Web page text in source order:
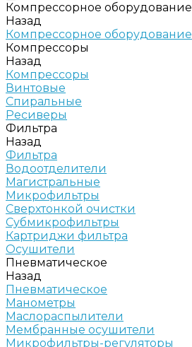
Компрессорное оборудование
Назад
Компрессорное оборудование
Компрессоры
Назад
Компрессоры
Винтовые
Спиральные
Ресиверы
Фильтра
Назад
Фильтра
Водоотделители
Магистральные
Микрофильтры
Сверхтонкой очистки
Субмикрофильтры
Картриджи фильтра
Осушители
Пневматическое
Назад
Пневматическое
Манометры
Маслораспылители
Мембранные осушители
Микрофильтры-регуляторы